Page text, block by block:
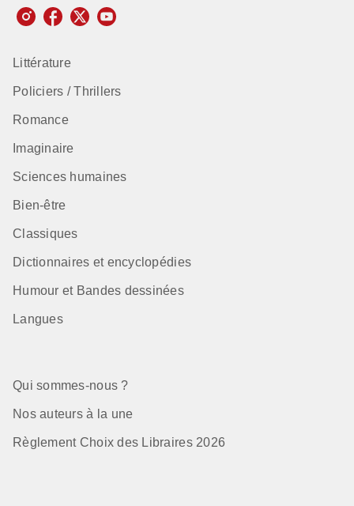
Littérature
Policiers / Thrillers
Romance
Imaginaire
Sciences humaines
Bien-être
Classiques
Dictionnaires et encyclopédies
Humour et Bandes dessinées
Langues
Qui sommes-nous ?
Nos auteurs à la une
Règlement Choix des Libraires 2026